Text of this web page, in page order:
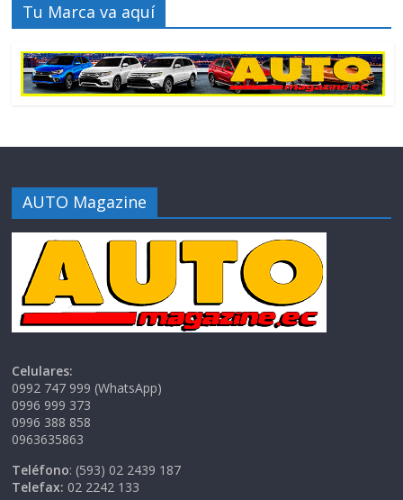
Tu Marca va aquí
AUTO Magazine
Celulares:
0992 747 999 (WhatsApp)
0996 999 373
0996 388 858
0963635863
Teléfono: (593) 02 2439 187
Telefax: 02 2242 133